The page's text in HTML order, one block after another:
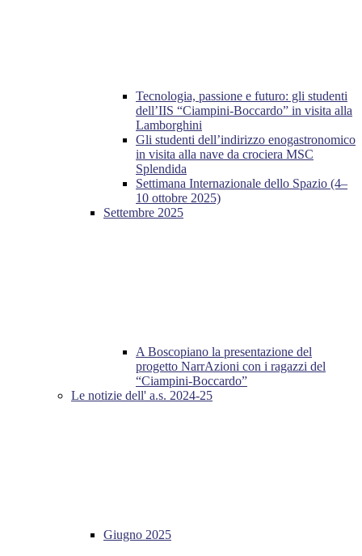
Tecnologia, passione e futuro: gli studenti
dell’IIS “Ciampini-Boccardo” in visita alla
Lamborghini
Gli studenti dell’indirizzo enogastronomico
in visita alla nave da crociera MSC
Splendida
Settimana Internazionale dello Spazio (4–
10 ottobre 2025)
Settembre 2025
A Boscopiano la presentazione del
progetto NarrAzioni con i ragazzi del
“Ciampini-Boccardo”
Le notizie dell' a.s. 2024-25
Giugno 2025